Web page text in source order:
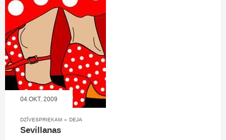
04.OKT, 2009
DZĪVESPRIEKAM » DEJA
Sevillanas